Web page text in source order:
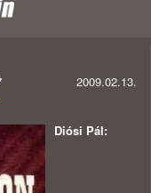
2009.02.13.
Diósi Pál: